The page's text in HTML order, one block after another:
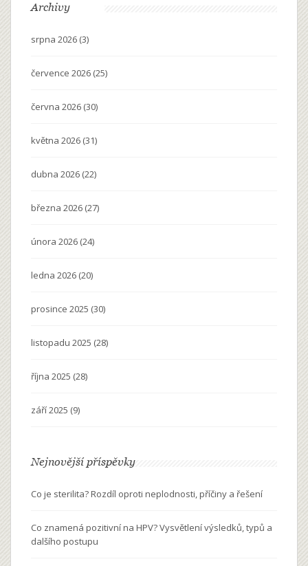
Archivy
srpna 2026 (3)
července 2026 (25)
června 2026 (30)
května 2026 (31)
dubna 2026 (22)
března 2026 (27)
února 2026 (24)
ledna 2026 (20)
prosince 2025 (30)
listopadu 2025 (28)
října 2025 (28)
září 2025 (9)
Nejnovější příspěvky
Co je sterilita? Rozdíl oproti neplodnosti, příčiny a řešení
Co znamená pozitivní na HPV? Vysvětlení výsledků, typů a
dalšího postupu